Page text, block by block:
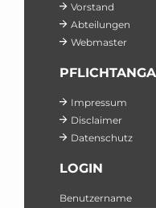
Vorstand
Abteilungen
Webmaster
Impressum
Disclaimer
Datenschutz
LOGIN
Benutzername